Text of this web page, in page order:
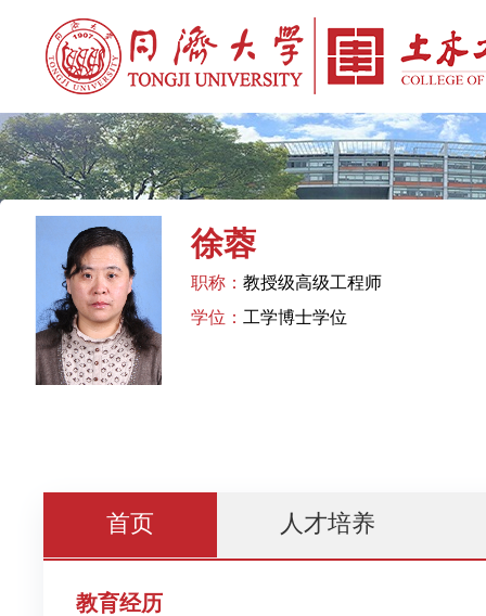
徐蓉
职称：教授级高级工程师
学位：工学博士学位
首页 人才培养
教育经历